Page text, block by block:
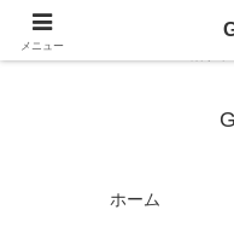
ホーム
メニュー